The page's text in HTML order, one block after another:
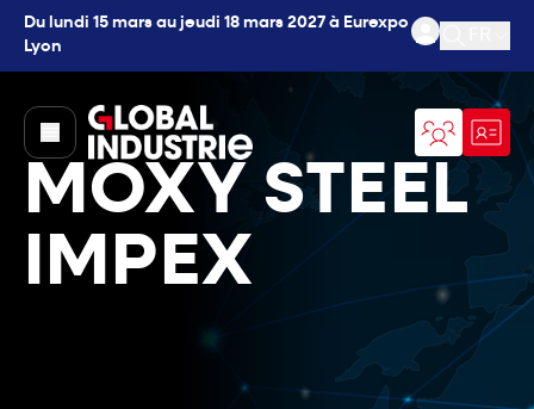
Du lundi 15 mars au jeudi 18 mars 2027 à Eurexpo
Lyon
Ouvrir
page.home
MOXY STEEL
IMPEX